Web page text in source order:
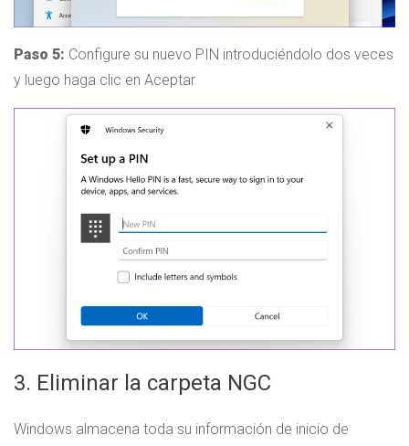
Paso 5: Configure su nuevo PIN introduciéndolo dos veces
y luego haga clic en Aceptar
3. Eliminar la carpeta NGC
Windows almacena toda su información de inicio de